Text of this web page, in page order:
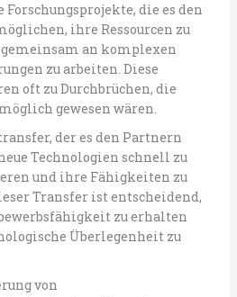
Forschungsprojekte, die es den
ihre Ressourcen zu
an komplexen
zu arbeiten. Diese
oft zu Durchbrüchen, die
gewesen wären.
der es den Partnern
Technologien schnell zu
und ihre Fähigkeiten zu
Transfer ist entscheidend,
zu erhalten
Überlegenheit zu
von